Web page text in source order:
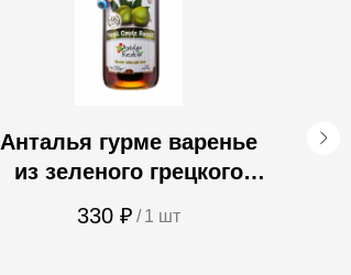
Анталья гурме варенье
из зеленого грецкого
330 ₽ / 1 шт